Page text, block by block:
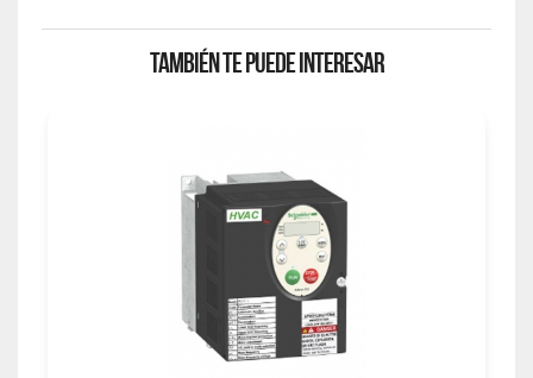
TAMBIÉN TE PUEDE INTERESAR